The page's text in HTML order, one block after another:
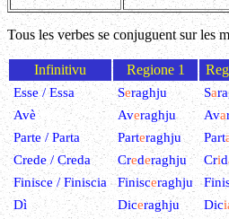
Tous les verbes se conjuguent sur les
Infinitivu Regione 1
Esse / Essa Seraghju Sa
Avè
Averaghju Ava
Parte / Parta
Parteraghju Part
Crede / Creda
Crederaghju Crid
Finisce / Finiscia
Finisceraghju
Dì
Diceraghju Dic